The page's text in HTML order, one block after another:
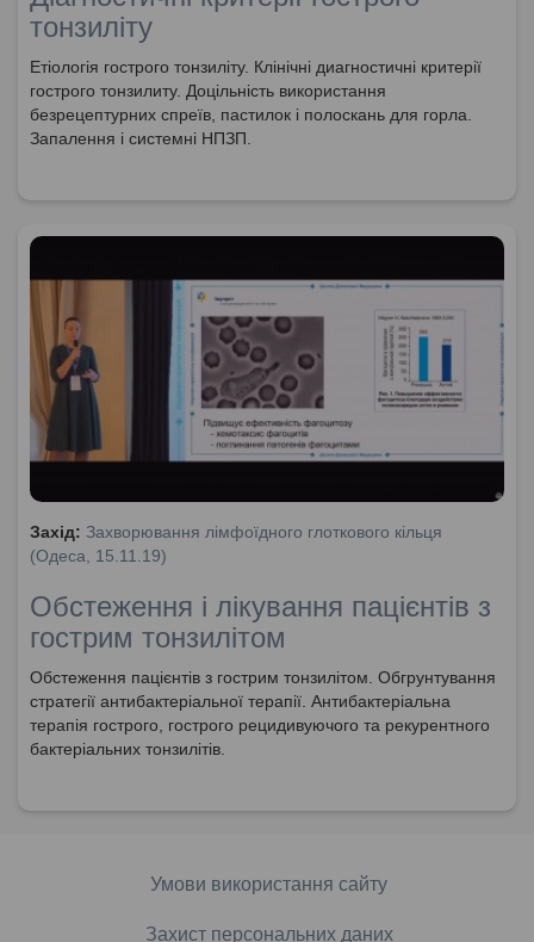
тонзиліту
Етіологія гострого тонзиліту. Клінічні диагностичні критерії
гострого тонзилиту. Доцільність використання
безрецептурних спреїв, пастилок і полоскань для горла.
Запалення і системні НПЗП.
Захід: Захворювання лімфоїдного глоткового кільця
(Одеса, 15.11.19)
Обстеження і лікування пацієнтів з
гострим тонзилітом
Обстеження пацієнтів з гострим тонзилітом. Обгрунтування
стратегії антибактеріальної терапії. Антибактеріальна
терапія гострого, гострого рецидивуючого та рекурентного
бактеріальних тонзилітів.
Умови використання сайту
Захист персональних даних